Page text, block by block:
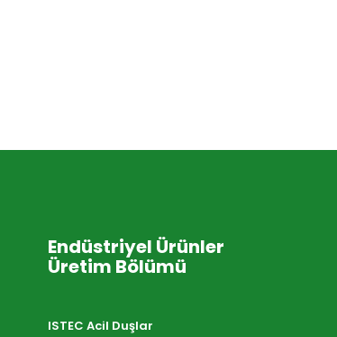
Endüstriyel Ürünler
Üretim Bölümü
ISTEC Acil Duşlar